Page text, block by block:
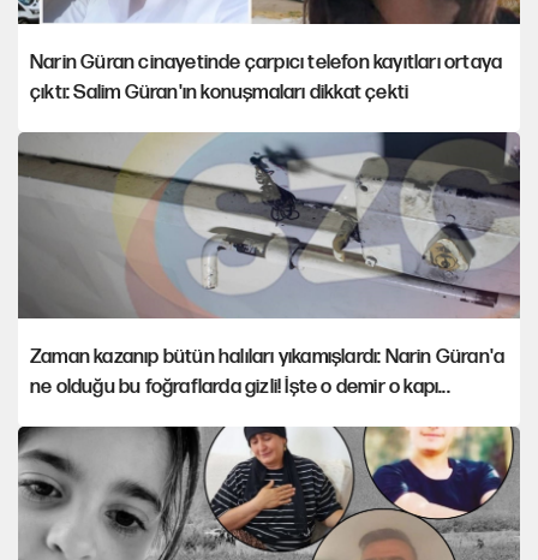
Narin Güran cinayetinde çarpıcı telefon kayıtları ortaya
çıktı: Salim Güran'ın konuşmaları dikkat çekti
Zaman kazanıp bütün halıları yıkamışlardı: Narin Güran'a
ne olduğu bu foğraflarda gizli! İşte o demir o kapı...